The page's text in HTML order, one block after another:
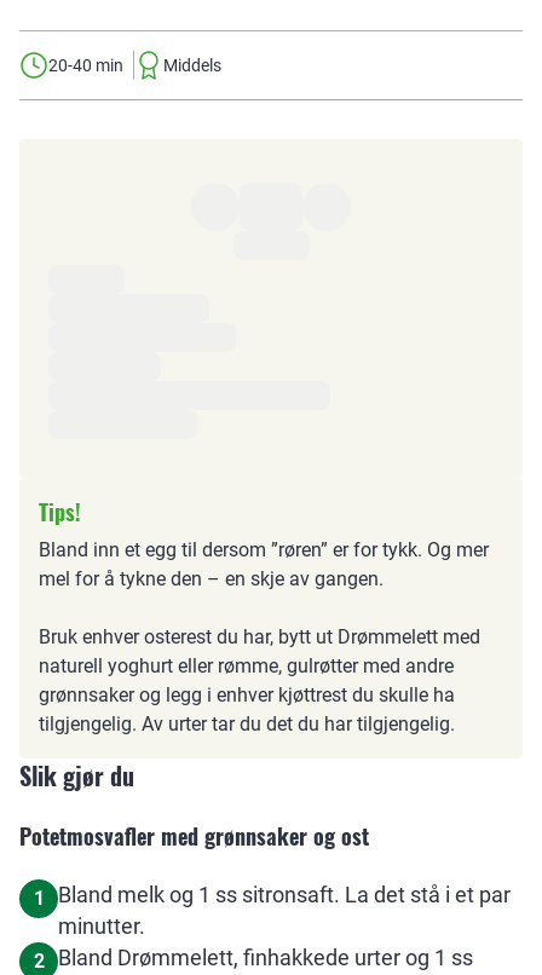
20-40 min Middels
Tips!
Bland inn et egg til dersom ”røren” er for tykk. Og mer
mel for å tykne den – en skje av gangen.
Bruk enhver osterest du har, bytt ut Drømmelett med
naturell yoghurt eller rømme, gulrøtter med andre
grønnsaker og legg i enhver kjøttrest du skulle ha
tilgjengelig. Av urter tar du det du har tilgjengelig.
Slik gjør du
Potetmosvafler med grønnsaker og ost
1
Bland melk og 1 ss sitronsaft. La det stå i et par
minutter.
2
Bland Drømmelett, finhakkede urter og 1 ss